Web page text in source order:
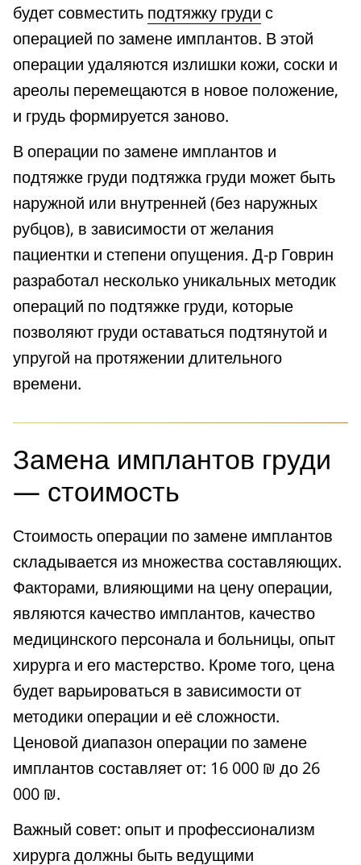
будет совместить подтяжку груди с
операцией по замене имплантов. В этой
операции удаляются излишки кожи, соски и
ареолы перемещаются в новое положение,
и грудь формируется заново.
В операции по замене имплантов и
подтяжке груди подтяжка груди может быть
наружной или внутренней (без наружных
рубцов), в зависимости от желания
пациентки и степени опущения. Д-р Говрин
разработал несколько уникальных методик
операций по подтяжке груди, которые
позволяют груди оставаться подтянутой и
упругой на протяжении длительного
времени.
Замена имплантов груди
— стоимость
Стоимость операции по замене имплантов
складывается из множества составляющих.
Факторами, влияющими на цену операции,
являются качество имплантов, качество
медицинского персонала и больницы, опыт
хирурга и его мастерство. Кроме того, цена
будет варьироваться в зависимости от
методики операции и её сложности.
Ценовой диапазон операции по замене
имплантов составляет от: 16 000 ₪ до 26
000 ₪.
Важный совет: опыт и профессионализм
хирурга должны быть ведущими